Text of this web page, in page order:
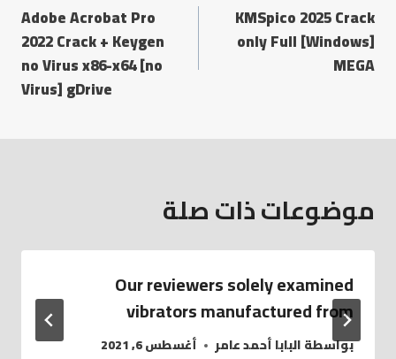
KMSpico 2025 Crack
only Full [Windows]
MEGA
Adobe Acrobat Pro
2022 Crack + Keygen
no Virus x86-x64 [no
Virus] gDrive
موضوعات ذات صلة
Our reviewers solely examined
vibrators manufactured from
بواسطةالبابا أحمد عامر أغسطس 6, 2021